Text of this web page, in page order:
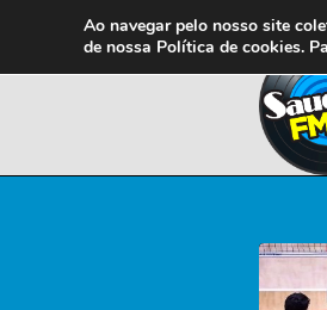
Ao navegar pelo nosso site
de nossa Política de cookies.